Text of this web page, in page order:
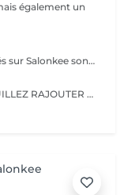
également un
Veuillez prendre note que les prix indiqués sur Salonkee sont communiqués à titre informatif et s'entendent de base. Ces derniers sont susceptibles de varier selon le diagnostic réalisé à votre arrivée au salon et l'expertise du professionnel à qui vous confiez votre beauté. Dans tous les cas, un devis précis vous sera proposé et toutes réalisations de prestations seront effectuées avec votre accord. Un grand merci d'avance pour votre compréhension. Au plaisir de vous recevoir très vite.
POUR TOUS SERVICES DE MECHES VEUILLEZ RAJOUTER UN SERVICE PATINE DANS VOTRE PRISE DE RENDEZ-VOUS Les prix indiqués sur Salonkee sont communiqués à titre informatif et s'entendent de base. Ces derniers sont susceptibles de varier selon le diagnostic réalisé à votre arrivée au salon et l'expertise du professionnel à qui vous confiez votre beauté. Dans tous les cas, un devis précis vous sera proposé et toutes réalisations de prestations seront effectuées avec votre accord. Un grand merci d'avance pour votre compréhension. Au plaisir de vous recevoir très vite.